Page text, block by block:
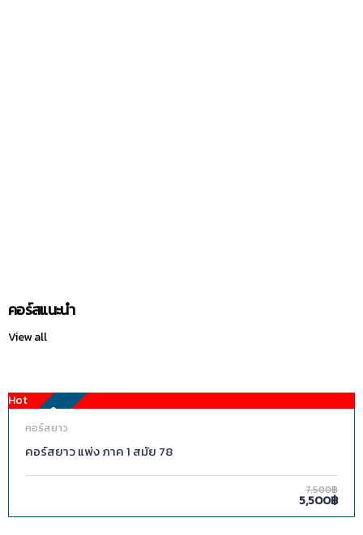
คอร์สแนะนำ
View all
FEATURED
Hot
คอร์สยาว
คอร์สยาว แพ่ง ภาค 1 สมัย 78
7,500฿
5,500฿